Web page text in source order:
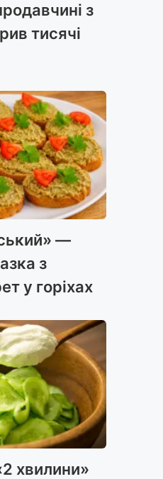
з
тисячі
—
з
у горіхах
хвилини»